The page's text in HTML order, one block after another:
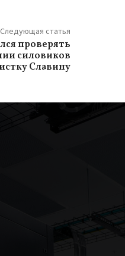
Следующая статья
проверять
силовиков
Славину